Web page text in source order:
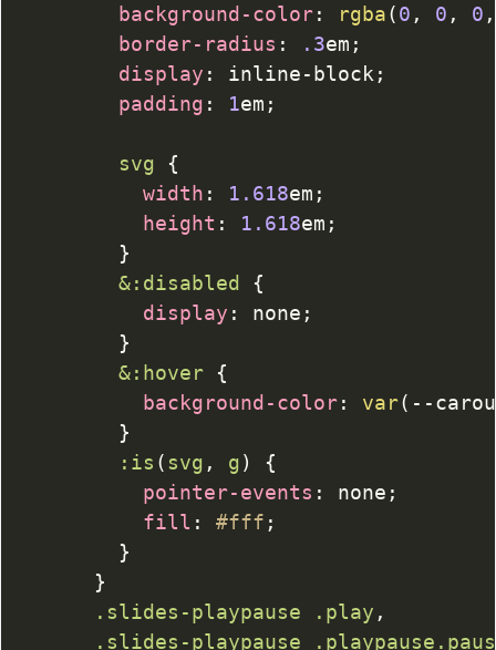
background-color: rgba(0 , 0 , 0 ,
border-radius : .3em ;
display : inline-block ;
padding : 1em ;
svg
{
width : 1.618em ;
height : 1.618em ;
}
&:disabled
{
display : none ;
}
&:hover
{
background-color: var( --
}
:is ( svg , g)
{
pointer-events : none ;
fill : #fff ;
}
}
.slides-playpause
.play ,
.slides-playpause
.playpause